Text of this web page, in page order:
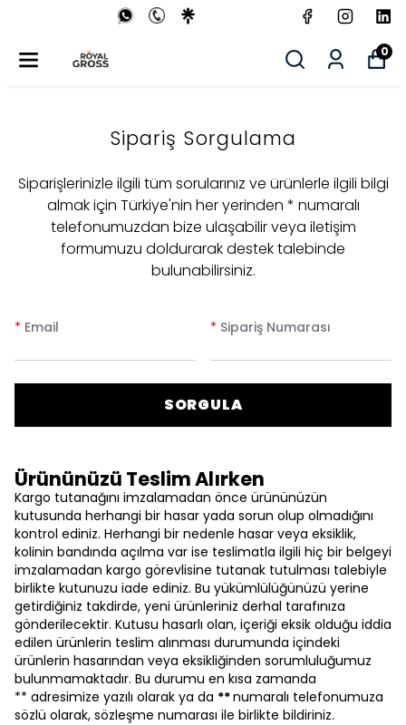
0
Sipariş Sorgulama
Siparişlerinizle ilgili tüm sorularınız ve ürünlerle ilgili bilgi
almak için Türkiye'nin her yerinden * numaralı
telefonumuzdan bize ulaşabilir veya iletişim
formumuzu doldurarak destek talebinde
bulunabilirsiniz.
* Email * Sipariş Numarası
SORGULA
Ürününüzü Teslim Alırken
Kargo tutanağını imzalamadan önce ürününüzün
kutusunda herhangi bir hasar yada sorun olup olmadığını
kontrol ediniz. Herhangi bir nedenle hasar veya eksiklik,
kolinin bandında açılma var ise teslimatla ilgili hiç bir belgeyi
imzalamadan kargo görevlisine tutanak tutulması talebiyle
birlikte kutunuzu iade ediniz. Bu yükümlülüğünüzü yerine
getirdiğiniz takdirde, yeni ürünleriniz derhal tarafınıza
gönderilecektir. Kutusu hasarlı olan, içeriği eksik olduğu iddia
edilen ürünlerin teslim alınması durumunda içindeki
ürünlerin hasarından veya eksikliğinden sorumluluğumuz
bulunmamaktadır. Bu durumu en kısa zamanda
** adresimize yazılı olarak ya da **numaralı telefonumuza
sözlü olarak, sözleşme numarası ile birlikte bildiriniz.